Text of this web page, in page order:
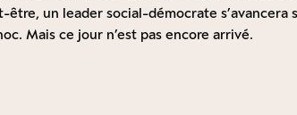
être, un leader social-démocrate
Mais ce jour n’est pas encore arrivé.